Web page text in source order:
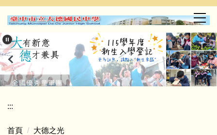
跳
到
要
內
容
區
:::
首頁 大德之光